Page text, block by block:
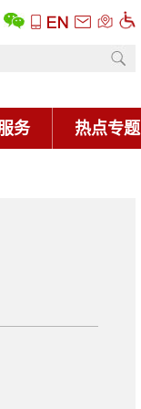
务 热点专题